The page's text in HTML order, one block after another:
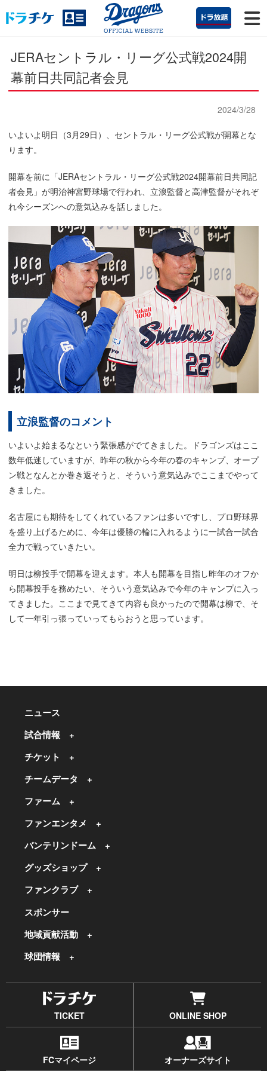
JERAセントラル・リーグ公式戦2024開
幕前日共同記者会見
2024/3/28
いよいよ明日（3月29日）、セントラル・リーグ公式戦が開幕とな
ります。
開幕を前に「JERAセントラル・リーグ公式戦2024開幕前日共同記
者会見」が明治神宮野球場で行われ、立浪監督と高津監督がそれぞ
れ今シーズンへの意気込みを話しました。
立浪監督のコメント
いよいよ始まるなという緊張感がでてきました。ドラゴンズはここ
数年低迷していますが、昨年の秋から今年の春のキャンプ、オープ
ン戦となんとか巻き返そうと、そういう意気込みでここまでやって
きました。
名古屋にも期待をしてくれているファンは多いですし、プロ野球界
を盛り上げるために、今年は優勝の輪に入れるように一試合一試合
全力で戦っていきたい。
明日は柳投手で開幕を迎えます。本人も開幕を目指し昨年のオフか
ら開幕投手を務めたい、そういう意気込みで今年のキャンプに入っ
てきました。ここまで見てきて内容も良かったので開幕は柳で、そ
して一年引っ張っていってもらおうと思っています。
ニュース
試合情報
チケット
チームデータ
ファーム
ファンエンタメ
バンテリンドーム
グッズショップ
ファンクラブ
スポンサー
地域貢献活動
球団情報
TICKET ONLINE SHOP
FCマイページ オーナーズサイト